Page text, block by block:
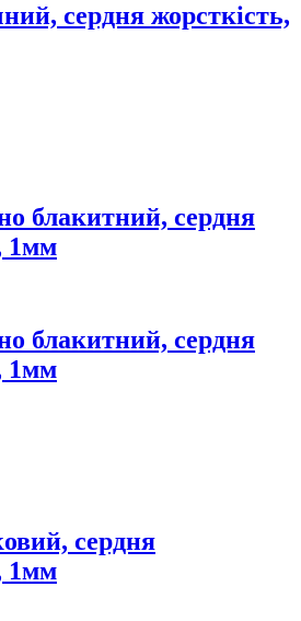
сердня жорсткість,
блакитний, сердня
1мм
блакитний, сердня
1мм
сердня
1мм